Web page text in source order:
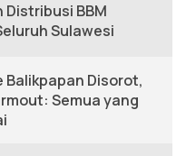
BBM
Sulawesi
Balikpapan Disorot,
Semua yang